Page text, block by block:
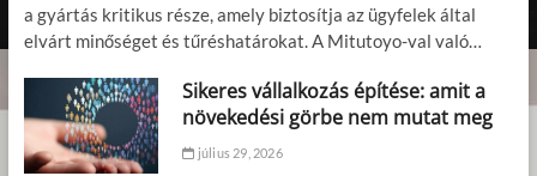
a gyártás kritikus része, amely biztosítja az ügyfelek által
elvárt minőséget és tűréshatárokat. A Mitutoyo-val való…
Sikeres vállalkozás építése: amit a
növekedési görbe nem mutat meg
július 29, 2026